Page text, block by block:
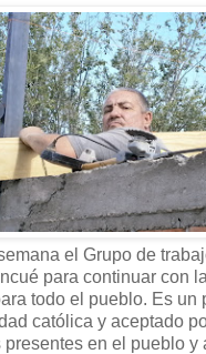
el Grupo de
para continuar con
todo el pueblo. Es un
católica y aceptado
presentes en el pueblo y